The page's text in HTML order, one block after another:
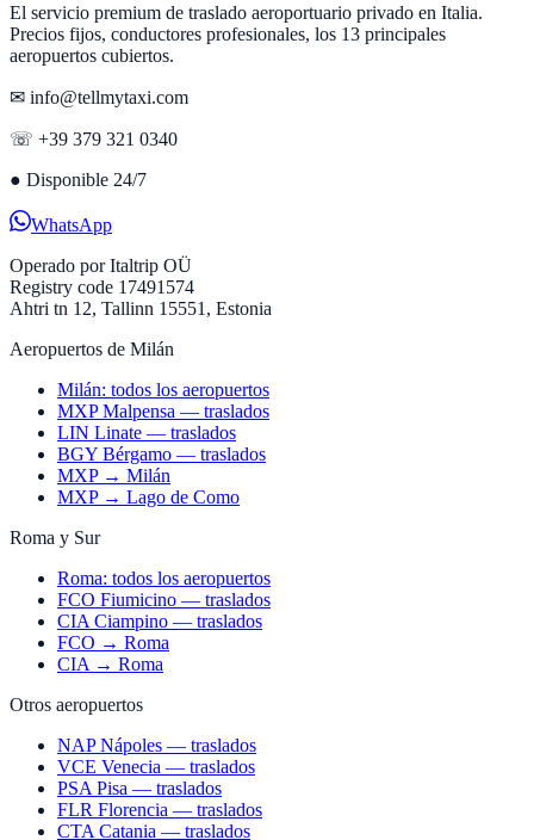
El servicio premium de traslado aeroportuario privado en Italia.
Precios fijos, conductores profesionales, los 13 principales
aeropuertos cubiertos.
✉ info@tellmytaxi.com
☏ +39 379 321 0340
● Disponible 24/7
WhatsApp
Operado porItaltrip OÜ
Registry code 17491574
Ahtri tn 12, Tallinn 15551, Estonia
Aeropuertos de Milán
Milán: todos los aeropuertos
MXP Malpensa — traslados
LIN Linate — traslados
BGY Bérgamo — traslados
MXP → Milán
MXP → Lago de Como
Roma y Sur
Roma: todos los aeropuertos
FCO Fiumicino — traslados
CIA Ciampino — traslados
FCO → Roma
CIA → Roma
Otros aeropuertos
NAP Nápoles — traslados
VCE Venecia — traslados
PSA Pisa — traslados
FLR Florencia — traslados
CTA Catania — traslados